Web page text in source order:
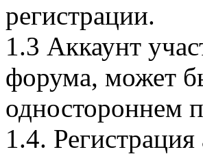
регистрации.
1.3 Аккаунт
форума, может
одностороннем
1.4.